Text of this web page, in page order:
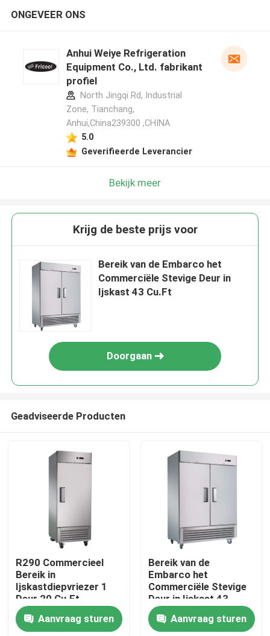
Thuis
Producten
Over ons
ONGEVEER ONS
Anhui Weiye Refrigeration
Equipment Co., Ltd. fabrikant
profiel
North Jingqi Rd, Industrial
Zone, Tianchang,
Anhui,China239300 ,CHINA
5.0
Geverifieerde Leverancier
Bekijk meer
Krijg de beste prijs voor
Bereik van de Embarco het
Commerciële Stevige Deur in
Ijskast 43 Cu.Ft
Doorgaan
Geadviseerde Producten
R290 Commercieel
Bereik in
Ijskastdiepvriezer 1
Deur 20 Cu.Ft
Aanvraag sturen
Bereik van de
Embarco het
Commerciële Stevige
Deur in Ijskast 43
Cu.Ft
Aanvraag sturen